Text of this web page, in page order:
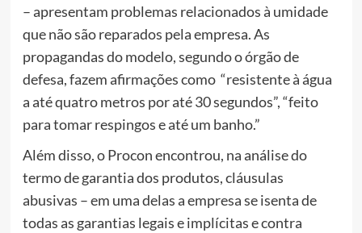
– apresentam problemas relacionados à umidade
que não são reparados pela empresa. As
propagandas do modelo, segundo o órgão de
defesa, fazem afirmações como “resistente à água
a até quatro metros por até 30 segundos”, “feito
para tomar respingos e até um banho.”
Além disso, o Procon encontrou, na análise do
termo de garantia dos produtos, cláusulas
abusivas – em uma delas a empresa se isenta de
todas as garantias legais e implícitas e contra